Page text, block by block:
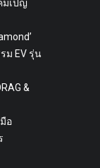
มเปญ
ม EV รุ่น
&
อ